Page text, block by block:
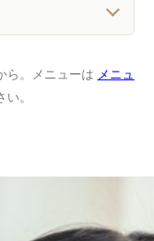
ら。メニューは メニュ
。